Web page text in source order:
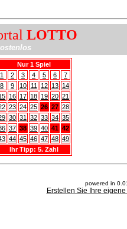
LOTTO
Nur 1 Spiel
1
2 3 4 5 6
7
8
9 10 11 12 13 14
16 17 18 19 20 21
23 24 25 26 27 28
30 31 32 33 34 35
37 38 39 40 41 42
44 45 46 47 48 49
Ihr Tipp: 5. Zahl
powered in
Erstellen Sie Ihre